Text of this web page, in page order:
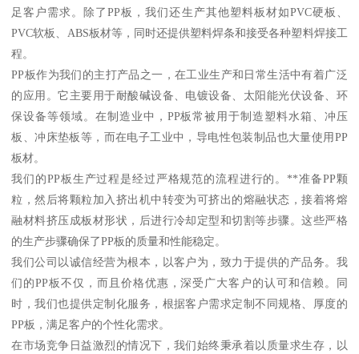
足客户需求。除了PP板，我们还生产其他塑料板材如PVC硬板、
PVC软板、ABS板材等，同时还提供塑料焊条和接受各种塑料焊接工
程。
PP板作为我们的主打产品之一，在工业生产和日常生活中有着广泛
的应用。它主要用于耐酸碱设备、电镀设备、太阳能光伏设备、环
保设备等领域。在制造业中，PP板常被用于制造塑料水箱、冲压
板、冲床垫板等，而在电子工业中，导电性包装制品也大量使用PP
板材。
我们的PP板生产过程是经过严格规范的流程进行的。**准备PP颗
粒，然后将颗粒加入挤出机中转变为可挤出的熔融状态，接着将熔
融材料挤压成板材形状，后进行冷却定型和切割等步骤。这些严格
的生产步骤确保了PP板的质量和性能稳定。
我们公司以诚信经营为根本，以客户为，致力于提供的产品务。我
们的PP板不仅，而且价格优惠，深受广大客户的认可和信赖。同
时，我们也提供定制化服务，根据客户需求定制不同规格、厚度的
PP板，满足客户的个性化需求。
在市场竞争日益激烈的情况下，我们始终秉承着以质量求生存，以